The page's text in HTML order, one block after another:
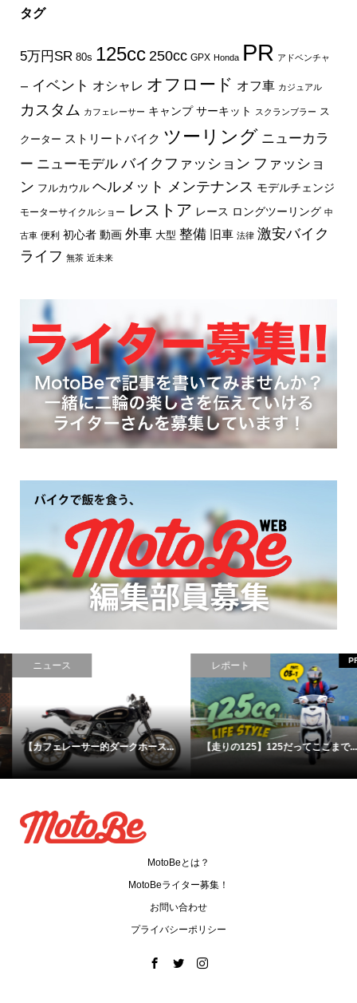
タグ
5万円SR 80s 125cc 250cc GPX Honda PR アドベンチャ
ー イベント オシャレ オフロード オフ車 カジュアル
カスタム カフェレーサー キャンプ サーキット スクランブラー ス
クーター ストリートバイク ツーリング ニューカラ
ー ニューモデル バイクファッション ファッショ
ン フルカウル ヘルメット メンテナンス モデルチェンジ
モーターサイクルショー レストア レース ロングツーリング 中
古車 便利 初心者 動画 外車 大型 整備 旧車 法律 激安バイク
ライフ 無茶 近未来
ニュース
【カフェレーサー的ダークホース...
レポート
【走りの125】125だってここまで...
MotoBeとは？
MotoBeライター募集！
お問い合わせ
プライバシーポリシー